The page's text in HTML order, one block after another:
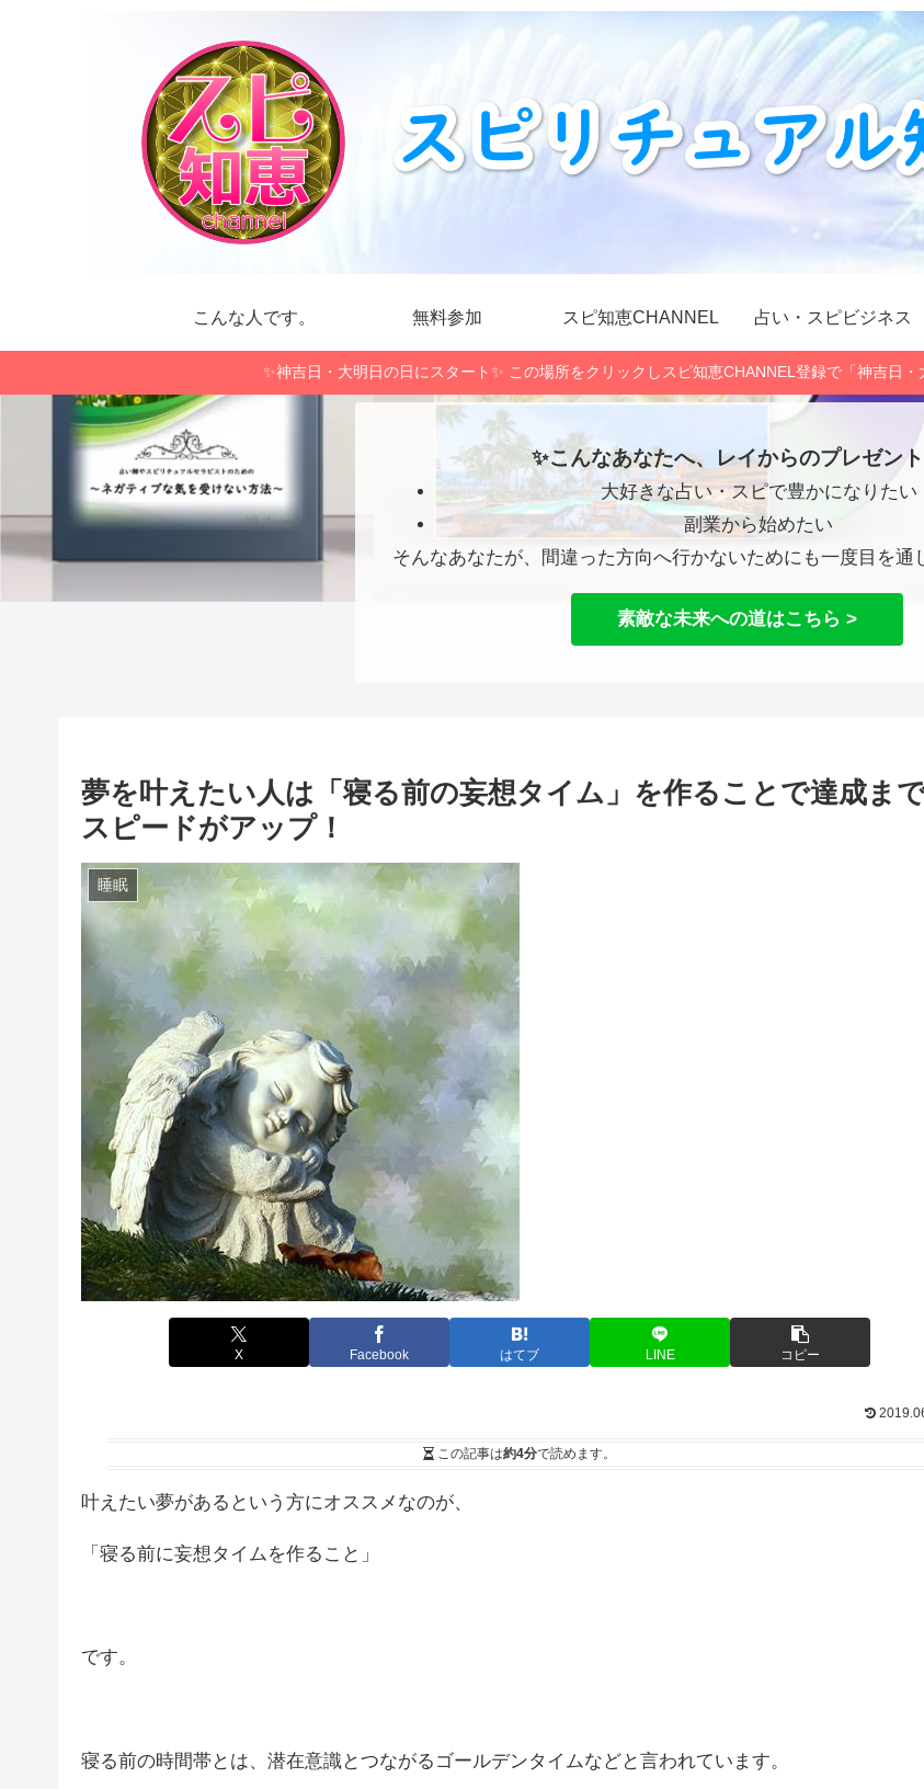
こんな人です。 無料参加 スピ知恵CHANNEL 占い・スピビジネス
✨神吉日・大明日の日にスタート✨ この場所をクリックしスピ知恵CHANNEL登録で「神吉日・
✨こんなあなたへ、レイからのプレゼン
大好きな占い・スピで豊かになりたい
副業から始めたい
そんなあなたが、間違った方向へ行かないためにも一度目を通
素敵な未来への道はこちら >
夢を叶えたい人は「寝る前の妄想タイム」を作ることで達成ま
スピードがアップ！
睡眠
X Facebook はてブ LINE コピー
この記事は約4分で読めます。
叶えたい夢があるという方にオススメなのが、
「寝る前に妄想タイムを作ること」
です。
寝る前の時間帯とは、潜在意識とつながるゴールデンタイムなどと言われています。